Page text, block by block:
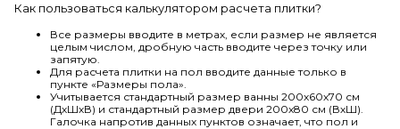
Как пользоваться калькулятором расчета плитки?
Все размеры вводите в метрах, если размер не является
целым числом, дробную часть вводите через точку или
запятую.
Для расчета плитки на пол вводите данные только в
пункте «Размеры пола».
Учитывается стандартный размер ванны 200х60х70 см
(ДхШхВ) и стандартный размер двери 200х80 см (ВхШ).
Галочка напротив данных пунктов означает, что пол и